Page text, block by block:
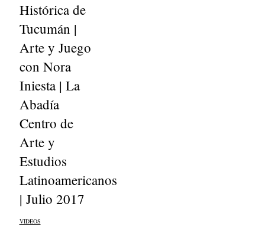
Histórica de
Tucumán |
Arte y Juego
con Nora
Iniesta | La
Abadía
Centro de
Arte y
Estudios
Latinoamericanos
| Julio 2017
VIDEOS